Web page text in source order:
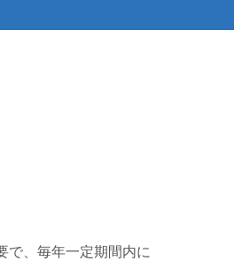
で、毎年一定期間内に